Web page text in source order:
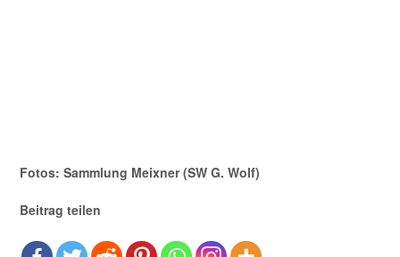
Fotos: Sammlung Meixner (SW G. Wolf)
Beitrag teilen